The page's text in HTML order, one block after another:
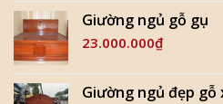
Giường ngủ gỗ gụ
23.000.000₫
Giường ngủ đẹp gỗ